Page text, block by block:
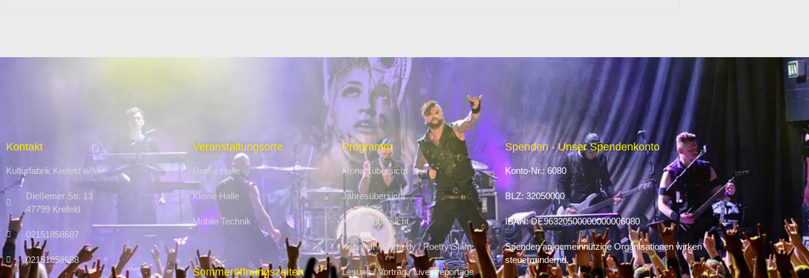
Kontakt
Kulturfabrik Krefeld e. V.
Dießemer Str. 13
47799 Krefeld
02151858687
02151858688
Veranstaltungsorte
Große Halle
Kleine Halle
Mobile Technik
Sommeröffnungszeiten
Programm
Monatsübersicht
Jahresübersicht
Konzertübersicht
Kabarett / Comedy / Poetry Slam
Lesung / Vortrag / Live-Reportage
Spenden - Unser Spendenkonto
Konto-Nr.: 6080
BLZ: 32050000
IBAN: DE96320500000000006080
Spenden an gemeinnützige Organisationen wirken
steuermindernd.